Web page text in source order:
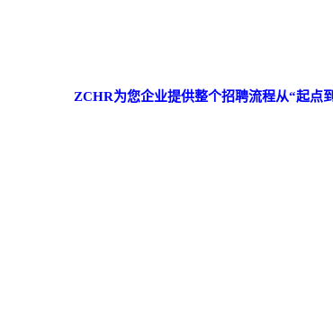
ZCHR为您企业提供整个招聘流程从“起点